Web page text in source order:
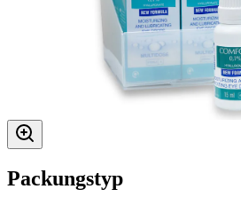
Packungstyp